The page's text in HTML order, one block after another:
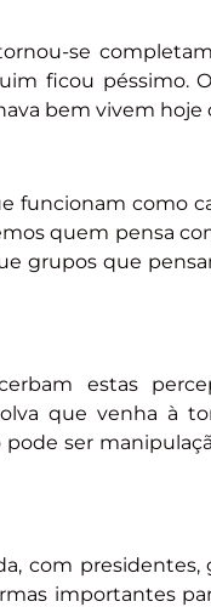
se
ficou péssimo.
bem vivem
funcionam como
quem pensa
grupos que
estas
que venha à
ser
com
importantes